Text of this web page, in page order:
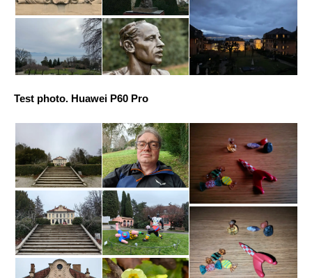
Test photo. Huawei P60 Pro